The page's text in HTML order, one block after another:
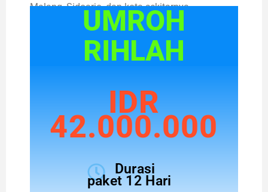
Malang, Sidoarjo, dan kota sekitarnya.
UMROH
RIHLAH
IDR
42.000.000
Durasi
paket 12 Hari